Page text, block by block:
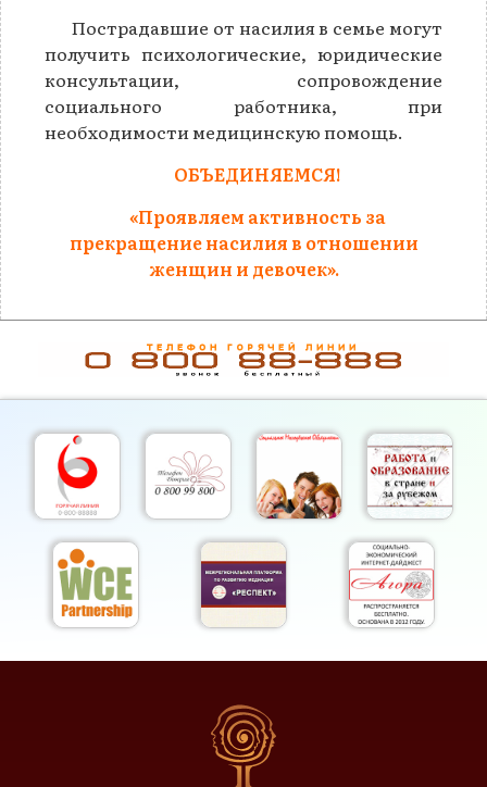
Пострадавшие от насилия в семье могут
получить психологические, юридические
консультации, сопровождение
социального работника, при
необходимости медицинскую помощь.
ОБЪЕДИНЯЕМСЯ!
«Проявляем активность за
прекращение насилия в отношении
женщин и девочек».